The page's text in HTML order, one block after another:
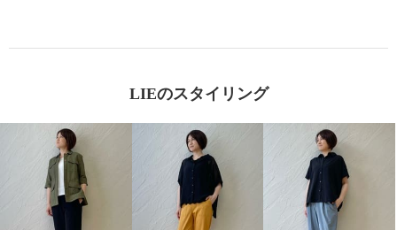
LIEのスタイリング